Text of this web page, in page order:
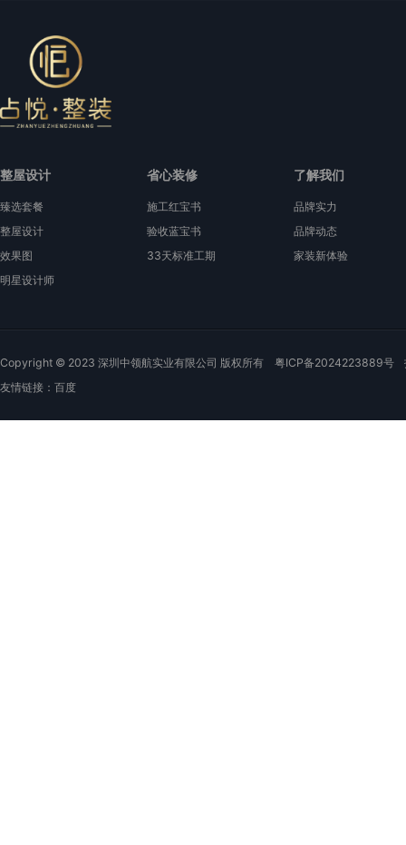
整屋设计
臻选套餐
整屋设计
效果图
明星设计师
省心装修
施工红宝书
验收蓝宝书
33天标准工期
了解我们
品牌实力
品牌动态
家装新体验
Copyright © 2023 深圳中领航实业有限公司 版权所有 粤ICP备2024223889号
友情链接： 百度